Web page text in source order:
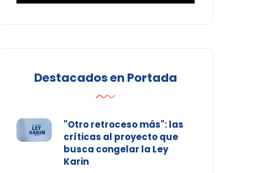
Destacados en Portada
"Otro retroceso más": las
críticas al proyecto que
busca congelar la Ley
Karin